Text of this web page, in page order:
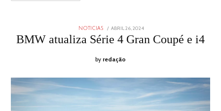
NOTICIAS
POSTED
ABRIL 26, 2024ABRIL
2024
BMW atualiza Série 4 Gran Coupé e i4
by redação